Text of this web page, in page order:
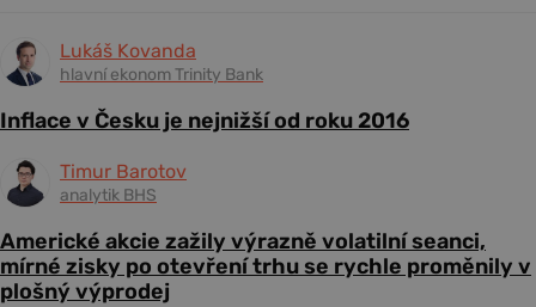
Lukáš Kovanda
hlavní ekonom Trinity Bank
Inflace v Česku je nejnižší od roku 2016
Timur Barotov
analytik BHS
Americké akcie zažily výrazně volatilní seanci,
mírné zisky po otevření trhu se rychle proměnily v
plošný výprodej